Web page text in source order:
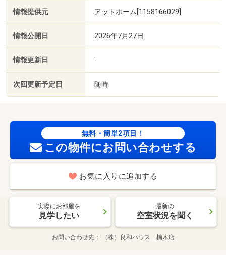
情報提供元 アットホーム[1158166029]
情報公開日 2026年7月27日
情報更新日 -
次回更新予定日 随時
無料・簡単2項目！
この物件にお問い合わせする
お気に入りに追加する
実際にお部屋を
見学したい
最新の
空室状況を聞く
お問い合わせ先 （株）良和ハウス 楠木店